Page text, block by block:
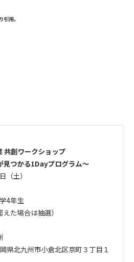
引用。
共創ワークショップ
見つかる1Dayプログラム～
（土）
4年生
た場合は抽選）
九州市小倉北区京町３丁目１